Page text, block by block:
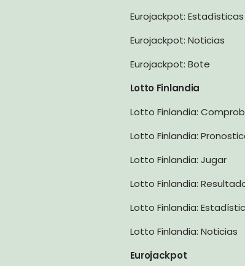
Eurojackpot: Estadísticas
Eurojackpot: Noticias
Eurojackpot: Bote
Lotto Finlandia
Lotto Finlandia:
Lotto Finlandia:
Lotto Finlandia: Jugar
Lotto Finlandia:
Lotto Finlandia:
Lotto Finlandia: Noticias
Eurojackpot